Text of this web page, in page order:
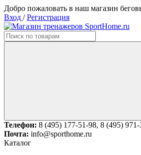
Добро пожаловать в наш магазин
Вход /Регистрация
Телефон: 8 (495) 177-51-98, 8 (495)
Почта: info@sporthome.ru
Каталог